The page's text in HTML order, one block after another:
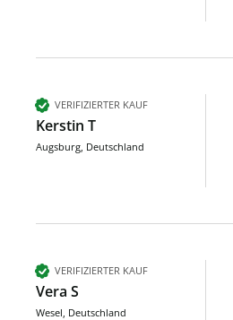
VERIFIZIERTER KAUF
Kerstin T
Augsburg, Deutschland
VERIFIZIERTER KAUF
Vera S
Wesel, Deutschland